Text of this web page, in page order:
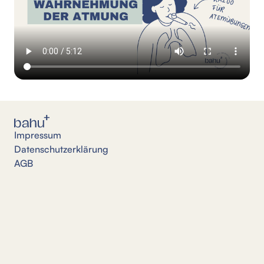
Impressum
Datenschutzerklärung
AGB